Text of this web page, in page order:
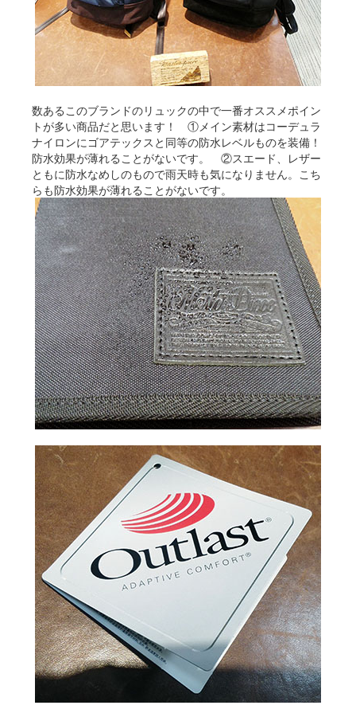
数あるこのブランドのリュックの中で一番オススメポイン
トが多い商品だと思います！ ①メイン素材はコーデュラ
ナイロンにゴアテックスと同等の防水レベルものを装備！
防水効果が薄れることがないです。 ②スエード、レザー
ともに防水なめしのもので雨天時も気になりません。こち
らも防水効果が薄れることがないです。